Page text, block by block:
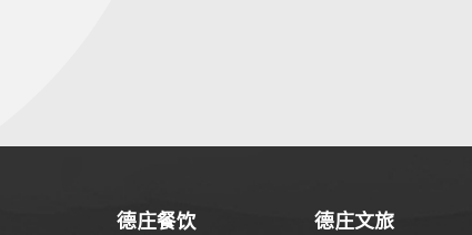
德庄餐饮 德庄文旅